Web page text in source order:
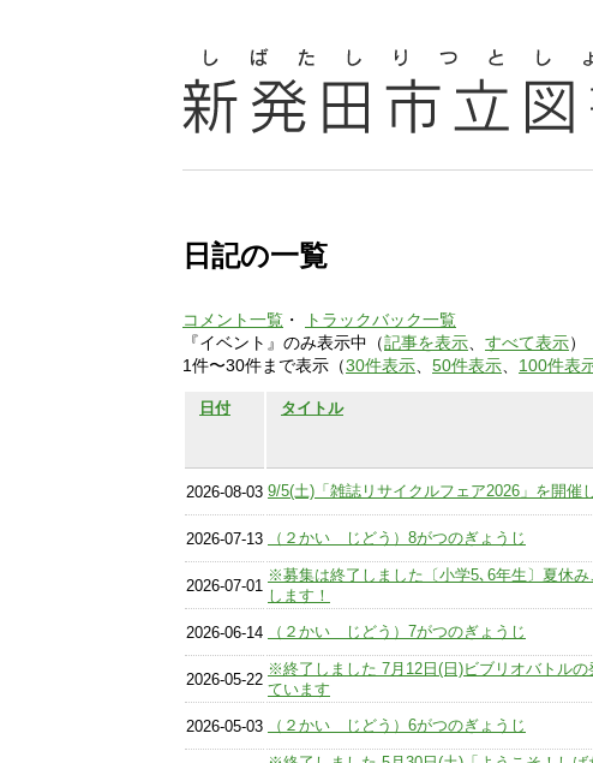
日記の一覧
コメント一覧 ・
トラックバック一覧
『イベント』のみ表示中（記事を表示 すべて表示）
1件〜30件まで表示（30件表示 50件表示 100件表
日付 タイトル
2026-08-03 9/5(土)「雑誌リサイクルフェア2026」を開催
2026-07-13 （２かい じどう）8がつのぎょうじ
2026-07-01
※募集は終了しました〔小学5､6年生〕夏休
します！
2026-06-14 （２かい じどう）7がつのぎょうじ
2026-05-22
※終了しました 7月12日(日)ビブリオバトルの
ています
2026-05-03 （２かい じどう）6がつのぎょうじ